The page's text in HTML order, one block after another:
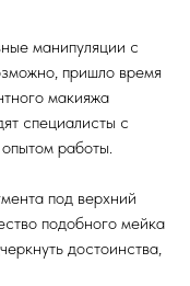
манипуляции с
пришло время
макияжа
специалисты с
работы.
под верхний
подобного мейка
достоинства,